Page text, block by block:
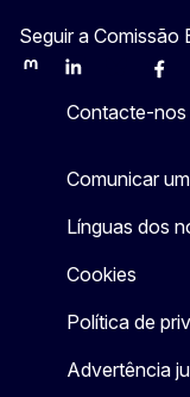
Seguir a Comissão
MastodonLinkedInBluesky
Contacte-nos
Comunicar
Línguas dos
Cookies
Política de
Advertência